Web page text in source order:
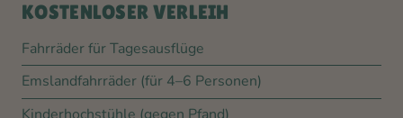
KOSTENLOSER VERLEIH
Fahrräder für Tagesausflüge
Emslandfahrräder (für 4–6 Personen)